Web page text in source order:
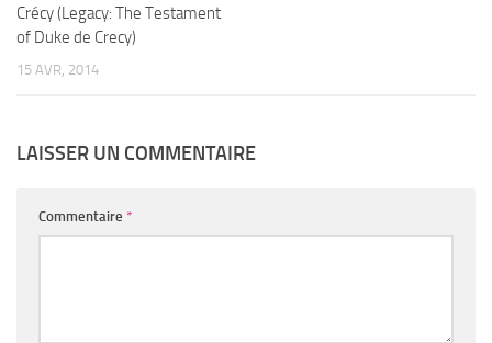
Crécy (Legacy: The Testament
of Duke de Crecy)
15 AVR, 2014
LAISSER UN COMMENTAIRE
Commentaire *